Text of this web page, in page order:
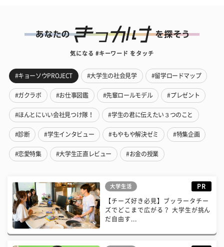
気になる #キーワード をタッチ
#キョーソウPROJECT #大学生の社会見学 #留学ロードマップ
#ガクラボ #お仕事図鑑 #先輩ロールモデル #プレゼント
#ほんとにいい会社見つけ隊！ #学生の君に伝えたい３つのこと
#診断 #学生インタビュー #もやもや解決ゼミ #特集企画
#恋愛特集 #大学生正直レビュー #お金の授業
大学生活 PR
【チーズ好き必見】ブッラータチー
ズでどこまで広がる？ 大学生が挑ん
だ自由す...